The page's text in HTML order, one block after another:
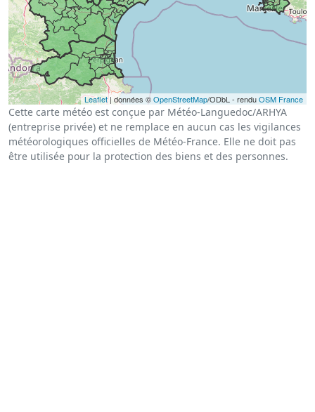
Leaflet| données ©OpenStreetMap/ODbL - renduOSM France
Cette carte météo est conçue par Météo-Languedoc/ARHYA
(entreprise privée) et ne remplace en aucun cas les vigilances
météorologiques officielles de Météo-France. Elle ne doit pas
être utilisée pour la protection des biens et des personnes.